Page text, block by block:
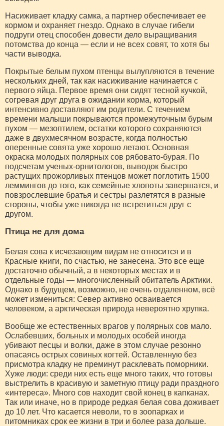
Насиживает кладку самка, а партнер обеспечивает ее
кормом и охраняет гнездо. Однако в случае гибели
подруги отец способен довести дело выращивания
потомства до конца — если и не всех совят, то хотя бы
части выводка.
Покрытые белым пухом птенцы вылупляются в течение
нескольких дней, так как насиживание начинается с
первого яйца. Первое время они сидят тесной кучкой,
согревая друг друга в ожидании корма, который
интенсивно доставляют им родители. С течением
времени малыши покрываются промежуточным бурым
пухом — мезоптилем, остатки которого сохраняются
даже в двухмесячном возрасте, когда полностью
оперенные совята уже хорошо летают. Основная
окраска молодых полярных сов рябовато-бурая. По
подсчетам ученых-орнитологов, выводок быстро
растущих прожорливых птенцов может поглотить 1500
леммингов до того, как семейные хлопоты завершатся, и
повзрослевшие братья и сестры разлетятся в разные
стороны, чтобы уже никогда не встретиться друг с
другом.
Птица не для дома
Белая сова к исчезающим видам не относится и в
Красные книги, по счастью, не занесена. Это все еще
достаточно обычный, а в некоторых местах и в
отдельные годы — многочисленный обитатель Арктики.
Однако в будущем, возможно, не очень отдаленном, всё
может измениться: Север активно осваивается
человеком, а арктическая природа невероятно хрупка.
Вообще же естественных врагов у полярных сов мало.
Ослабевших, больных и молодых особей иногда
убивают песцы и волки, даже в этом случае резонно
опасаясь острых совиных когтей. Оставленную без
присмотра кладку не преминут расклевать поморники.
Хуже люди: среди них есть еще много таких, что готовы
выстрелить в красивую и заметную птицу ради праздного
«интереса». Много сов находит свой конец в капканах.
Так или иначе, но в природе редкая белая сова доживает
до 10 лет. Что касается неволи, то в зоопарках и
питомниках срок ее жизни в три и более раза дольше.